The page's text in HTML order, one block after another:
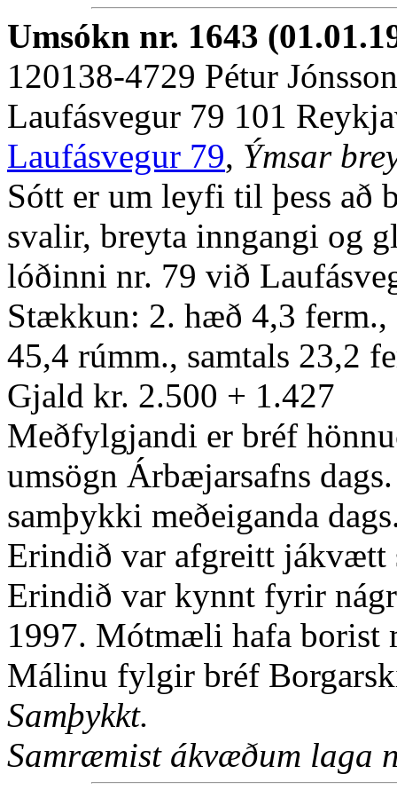
Umsókn nr. 1643
120138-4729 Pétur Jónsson
Laufásvegur 79 101
Laufásvegur 79, Ýmsar
Sótt er um leyfi til þess að
svalir, breyta inngangi og
lóðinni nr. 79 við
Stækkun: 2. hæð 4,3
45,4 rúmm., samtals 23,2
Gjald kr. 2.500 + 1.427
Meðfylgjandi er bréf
umsögn Árbæjarsafns
samþykki meðeiganda
Erindið var afgreitt
Erindið var kynnt fyrir
1997. Mótmæli hafa borist
Málinu fylgir bréf
Samþykkt.
Samræmist ákvæðum laga